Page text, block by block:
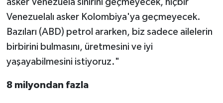
asker Venezuela sınırını geçmeyecek, hiçbir
Venezuelalı asker Kolombiya'ya geçmeyecek.
Bazıları (ABD) petrol ararken, biz sadece ailelerin
birbirini bulmasını, üretmesini ve iyi
yaşayabilmesini istiyoruz."
8 milyondan fazla